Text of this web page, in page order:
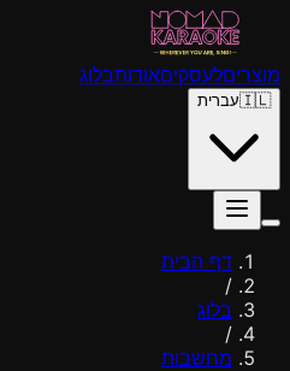
מוצריםלעסקיםאודותבלוג
🇮🇱עברית
דף הבית
/
בלוג
/
מחשבות